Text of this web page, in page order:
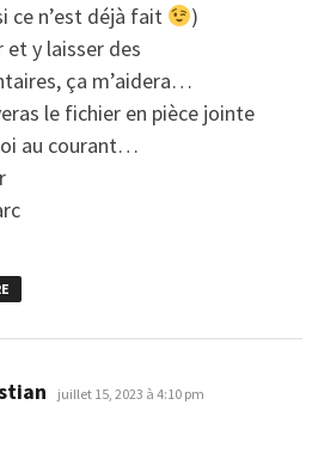
ce n’est déjà fait
)
et y laisser des
ça m’aidera…
le fichier en pièce jointe
au courant…
dit :
juillet 15, 2023 à 4:10 pm